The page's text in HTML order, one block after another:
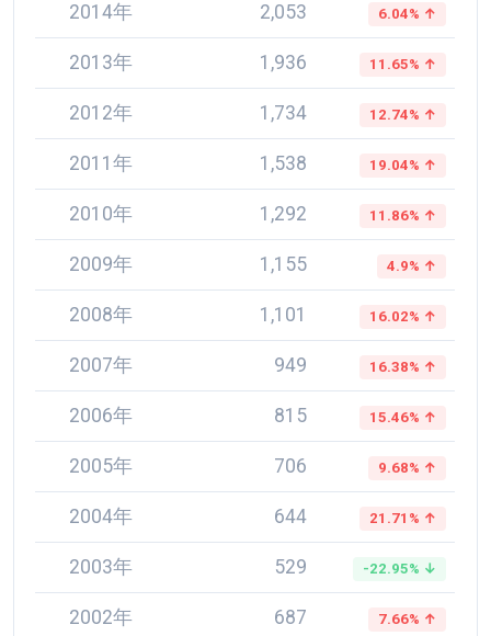
2014年 2,053 6.04% ↑
2013年 1,936 11.65% ↑
2012年 1,734 12.74% ↑
2011年 1,538 19.04% ↑
2010年 1,292 11.86% ↑
2009年 1,155 4.9% ↑
2008年 1,101 16.02% ↑
2007年 949 16.38% ↑
2006年 815 15.46% ↑
2005年 706 9.68% ↑
2004年 644 21.71% ↑
2003年 529 -22.95% ↓
2002年 687 7.66% ↑